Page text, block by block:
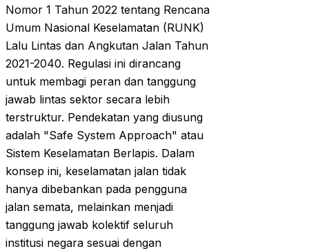
Nomor 1 Tahun 2022 tentang Rencana
Umum Nasional Keselamatan (RUNK)
Lalu Lintas dan Angkutan Jalan Tahun
2021-2040. Regulasi ini dirancang
untuk membagi peran dan tanggung
jawab lintas sektor secara lebih
terstruktur. Pendekatan yang diusung
adalah "Safe System Approach" atau
Sistem Keselamatan Berlapis. Dalam
konsep ini, keselamatan jalan tidak
hanya dibebankan pada pengguna
jalan semata, melainkan menjadi
tanggung jawab kolektif seluruh
institusi negara sesuai dengan